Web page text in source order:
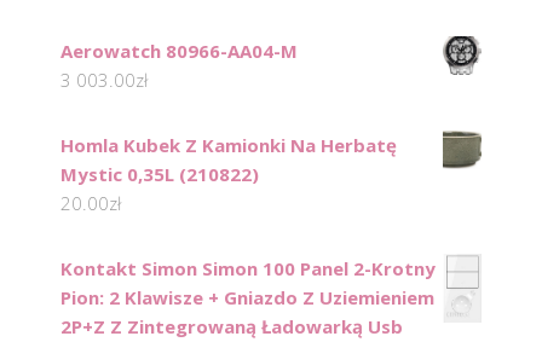
Aerowatch 80966-AA04-M
3 003.00zł
Homla Kubek Z Kamionki Na Herbatę
Mystic 0,35L (210822)
20.00zł
Kontakt Simon Simon 100 Panel 2-Krotny
Pion: 2 Klawisze + Gniazdo Z Uziemieniem
2P+Z Z Zintegrowaną Ładowarką Usb